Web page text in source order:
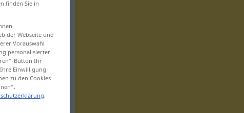
finden Sie in
der Webseite und
Vorauswahl
personalisierter
Button Ihr
Einwilligung
zu den Cookies
.